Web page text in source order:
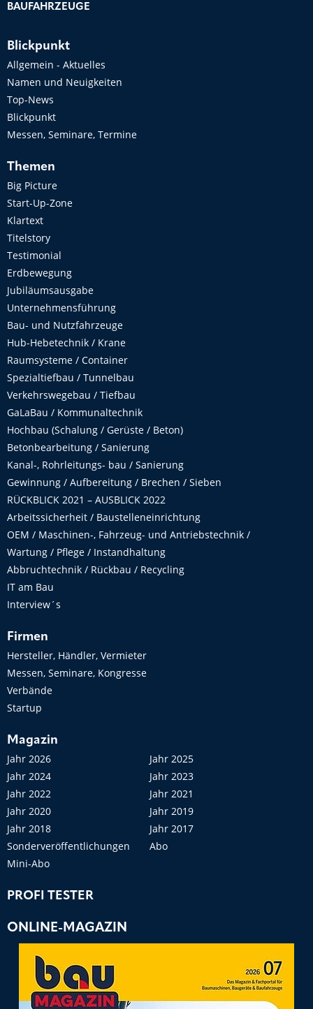
BAUFAHRZEUGE
Blickpunkt
Allgemein - Aktuelles
Namen und Neuigkeiten
Top-News
Blickpunkt
Messen, Seminare, Termine
Themen
Big Picture
Start-Up-Zone
Klartext
Titelstory
Testimonial
Erdbewegung
Jubiläumsausgabe
Unternehmensführung
Bau- und Nutzfahrzeuge
Hub-Hebetechnik / Krane
Raumsysteme / Container
Spezialtiefbau / Tunnelbau
Verkehrswegebau / Tiefbau
GaLaBau / Kommunaltechnik
Hochbau (Schalung / Gerüste / Beton)
Betonbearbeitung / Sanierung
Kanal-, Rohrleitungs- bau / Sanierung
Gewinnung / Aufbereitung / Brechen / Sieben
RÜCKBLICK 2021 – AUSBLICK 2022
Arbeitssicherheit / Baustelleneinrichtung
OEM / Maschinen-, Fahrzeug- und Antriebstechnik /
Wartung / Pflege / Instandhaltung
Abbruchtechnik / Rückbau / Recycling
IT am Bau
Interview´s
Firmen
Hersteller, Händler, Vermieter
Messen, Seminare, Kongresse
Verbände
Startup
Magazin
Jahr 2026
Jahr 2025
Jahr 2024
Jahr 2023
Jahr 2022
Jahr 2021
Jahr 2020
Jahr 2019
Jahr 2018
Jahr 2017
Sonderveröffentlichungen
Abo
Mini-Abo
PROFI TESTER
ONLINE-MAGAZIN